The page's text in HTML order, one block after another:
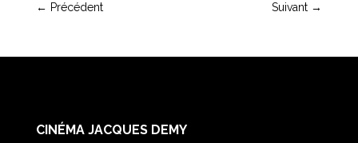
← Précédent Suivant →
CINÉMA JACQUES DEMY